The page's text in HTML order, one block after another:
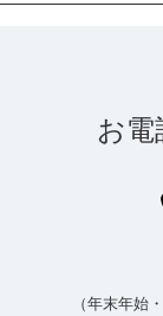
お
（年末年始